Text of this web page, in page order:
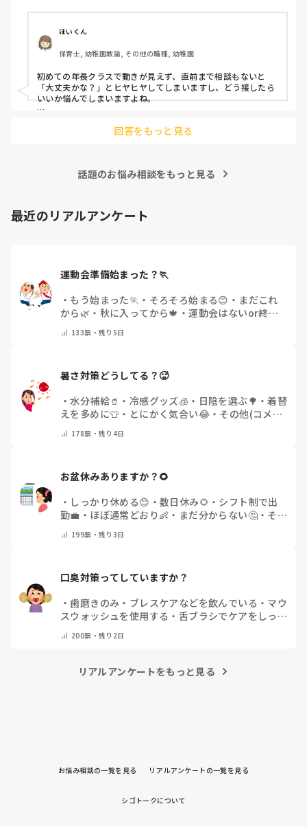
よほど自分に聞きづらいのか、聞く必要性さえ感じないの
か、もうよくわからないです。
対応にも悩みます。
ほいくん
保育士, 幼稚園教諭, その他の職種, 幼稚園
初めての年長クラスで動きが見えず、直前まで相談もないと
「大丈夫かな？」とヒヤヒヤしてしまいますし、どう接したら
いいか悩んでしまいますよね。
「こんなこと聞いたら迷惑かな」と抱え込んでいるケースがと
件、どこまで進んだ？」「困ってることない？」と具体的に声
「毎日夕方に5分だけ進捗確認の時間を取る」などルール化し
てしまうと、後輩も質問しやすくなりますよ。一人で抱え込ま
回答をもっと見る
話題のお悩み相談をもっと見る
最近のリアルアンケート
運動会準備始まった？🏃
・ もう始まった🏃 ・ そろそろ始まる😊 ・ まだこれ
から🌿 ・ 秋に入ってから🍁 ・運動会はないor終わ
133票・残り5日
暑さ対策どうしてる？🥵
・水分補給🥤 ・ 冷感グッズ🧊 ・ 日陰を選ぶ🌳 ・着替
えを多めに👕 ・ とにかく気合い😂・ その他(コメン
178票・残り4日
お盆休みありますか？🌻
・ しっかり休める😊 ・ 数日休み🌻 ・ シフト制で出
勤💼 ・ ほぼ通常どおり👶 ・ まだ分からない🤔・ その
199票・残り3日
口臭対策ってしていますか？
・歯磨きのみ ・ ブレスケアなどを飲んでいる ・ マウ
スウォッシュを使用する ・ 舌ブラシでケアをしっか
の他(コメントで教えて下さい)
200票・残り2日
リアルアンケートをもっと見る
お悩み相談の一覧を見る リアルアンケートの一覧を見る
シゴトークについて